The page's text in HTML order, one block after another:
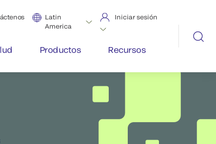
Latin
America
Iniciar sesión
Productos Recursos